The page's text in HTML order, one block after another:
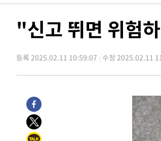
44.40%
44.53%
-19365초 전 >[속보]與전대 권리당원투표…강
-19172초 전 >[속보]與 당대표 경선, 경북 권리
46.35%
[속보]與 당대표 경선, 강원 권리
득표
-16789초 전 >"일본축구협회, 대한축구협회 성
-4796초 전 >
"얼마나 더웠으면"…안동 물길공
-4723초 전 >
손흥민, 68분 뛰고 2경기 침묵
-3995초 전 >
'2경기 연속 침묵' 손흥민, 톨루카
"신고 뛰면 위험
등록 2025.02.11 10:59:07 수정 2025.02.11